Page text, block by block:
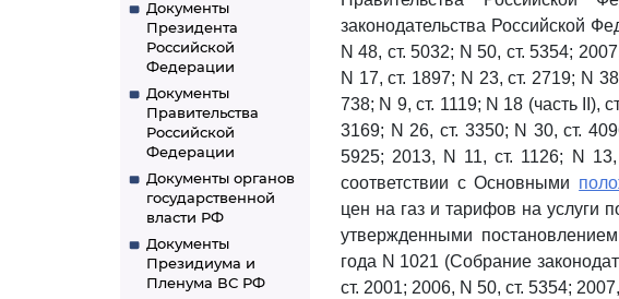
Документы
Президента
Российской
Федерации
Документы
Правительства
Российской
Федерации
Документы органов
государственной
власти РФ
Документы
Президиума и
Пленума ВС РФ
законодательства Российской
N 48, ст. 5032; N 50, ст. 5354;
N 17, ст. 1897; N 23, ст. 2719; N
738; N 9, ст. 1119; N 18 (часть II),
3169; N 26, ст. 3350; N 30, ст.
5925; 2013, N 11, ст. 1126; N
соответствии с Основными
цен на газ и тарифов на услуги
утвержденными
года N 1021 (Собрание
ст. 2001; 2006, N 50, ст. 5354;